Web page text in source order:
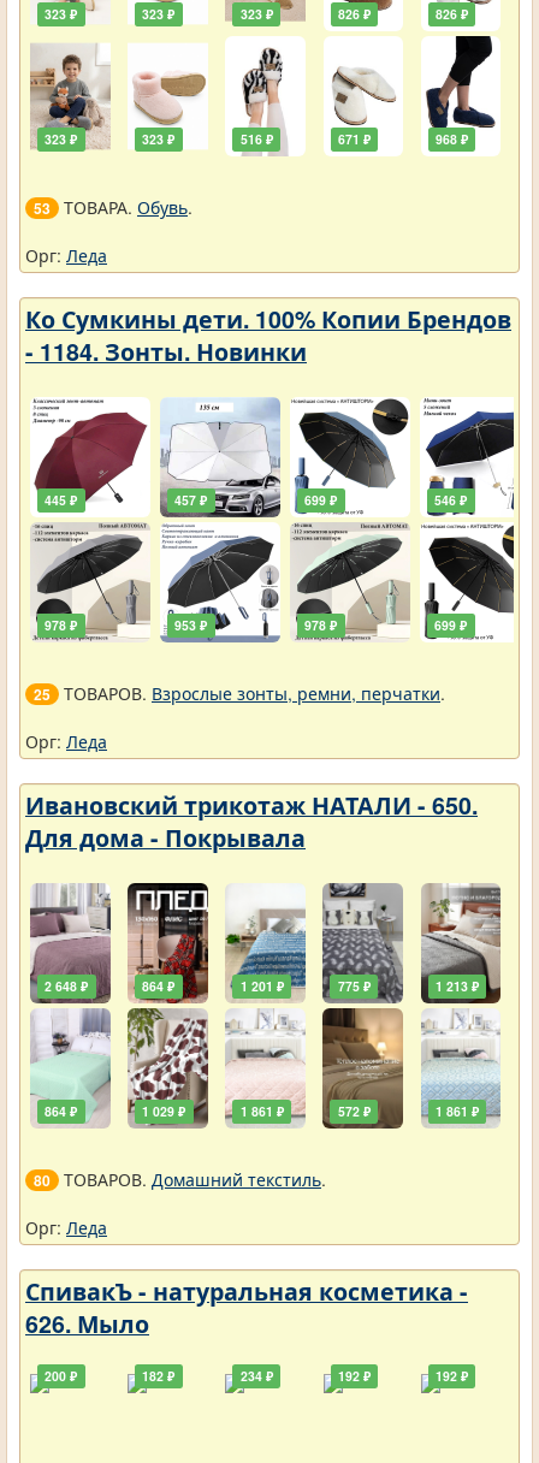
323 ₽
323 ₽
323 ₽
323 ₽
323 ₽
516 ₽
826 ₽
671 ₽
826 ₽
968 ₽
53 ТОВАРА. Обувь.
Орг: Леда
Ко Сумкины дети. 100% Копии Брендов
- 1184. Зонты. Новинки
445 ₽
978 ₽
457 ₽
953 ₽
699 ₽
978 ₽
546 ₽
699 ₽
25 ТОВАРОВ. Взрослые зонты, ремни, перчатки.
Орг: Леда
Ивановский трикотаж НАТАЛИ - 650.
Для дома - Покрывала
2 648 ₽
864 ₽
864 ₽
1 029 ₽
1 201 ₽
1 861 ₽
775 ₽
572 ₽
1 213 ₽
1 861 ₽
80 ТОВАРОВ. Домашний текстиль.
Орг: Леда
СпивакЪ - натуральная косметика -
626. Мыло
200 ₽ 182 ₽ 234 ₽ 192 ₽ 192 ₽